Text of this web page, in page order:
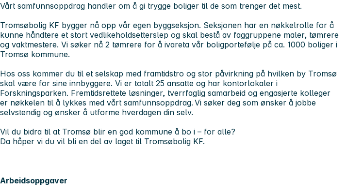
Vårt samfunnsoppdrag handler om å gi trygge boliger til de som trenger det mest.
Tromsøbolig KF bygger nå opp vår egen byggseksjon. Seksjonen har en nøkkelrolle for å
kunne håndtere et stort vedlikeholdsetterslep og skal bestå av faggruppene maler, tømrere
og vaktmestere. Vi søker nå 2 tømrere for å ivareta vår boligportefølje på ca. 1000 boliger i
Tromsø kommune.
Hos oss kommer du til et selskap med framtidstro og stor påvirkning på hvilken by Tromsø
skal være for sine innbyggere. Vi er totalt 25 ansatte og har kontorlokaler i
Forskningsparken. Fremtidsrettete løsninger, tverrfaglig samarbeid og engasjerte kolleger
er nøkkelen til å lykkes med vårt samfunnsoppdrag. Vi søker deg som ønsker å jobbe
selvstendig og ønsker å utforme hverdagen din selv.
Vil du bidra til at Tromsø blir en god kommune å bo i – for alle?
Da håper vi du vil bli en del av laget til Tromsøbolig KF.
Arbeidsoppgaver